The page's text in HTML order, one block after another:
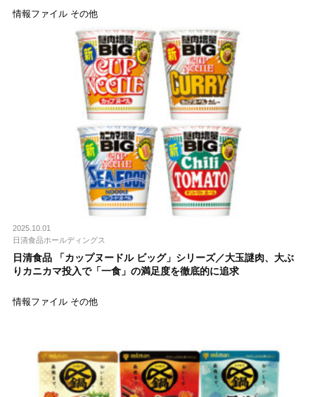
情報ファイル その他
2025.10.01
日清食品ホールディングス
日清食品 「カップヌードル ビッグ」シリーズ／大玉謎肉、大ぶ
りカニカマ投入で「一食」の満足度を徹底的に追求
情報ファイル その他